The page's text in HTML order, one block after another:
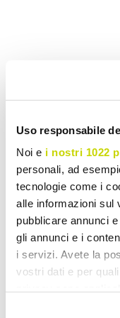
Uso responsabile
Noi e i nostri 1022
personali, ad
tecnologie come i
alle informazioni sul
pubblicare annunci
gli annunci e i
i servizi. Avete la
vostri dati e per